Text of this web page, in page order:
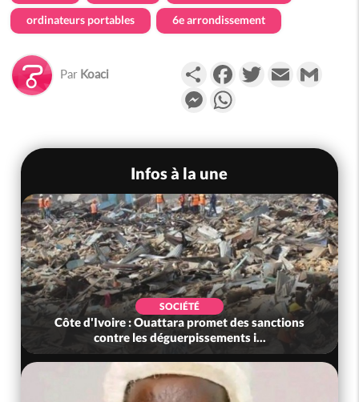
ordinateurs portables 6e arrondissement
Par Koaci PartagerFacebookTwitterEmail
Messenger
Infos à la une
SOCIÉTÉ
Côte d'Ivoire : Ouattara promet des sanctions
contre les déguerpissements i...